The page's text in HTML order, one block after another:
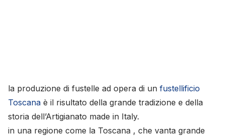
la produzione di fustelle ad opera di un fustellificio
Toscana è il risultato della grande tradizione e della
storia dell’Artigianato made in Italy.
in una regione come la Toscana , che vanta grande